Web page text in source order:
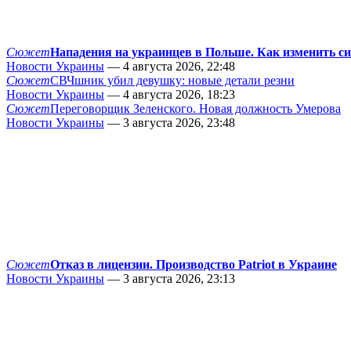
СюжетНападения на украинцев в Польше. Как изменить
Новости Украины — 4 августа 2026, 22:48
СюжетСВЧшник убил девушку: новые детали резни
Новости Украины — 4 августа 2026, 18:23
СюжетПереговорщик Зеленского. Новая должность Умерова
Новости Украины — 3 августа 2026, 23:48
СюжетОтказ в лицензии. Производство Patriot в Украине
Новости Украины — 3 августа 2026, 23:13